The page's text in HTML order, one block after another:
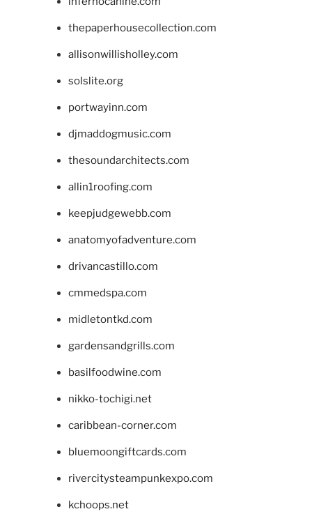
thepaperhousecollection.com
allisonwillisholley.com
solslite.org
portwayinn.com
djmaddogmusic.com
thesoundarchitects.com
allin1roofing.com
keepjudgewebb.com
anatomyofadventure.com
drivancastillo.com
cmmedspa.com
midletontkd.com
gardensandgrills.com
basilfoodwine.com
nikko-tochigi.net
caribbean-corner.com
bluemoongiftcards.com
rivercitysteampunkexpo.com
kchoops.net